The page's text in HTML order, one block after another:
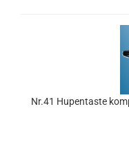
Nr.41 Hupentaste